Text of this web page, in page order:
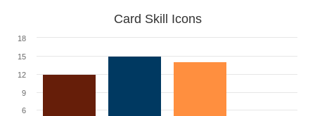
Card Skill Icons
6
9
12
15
18